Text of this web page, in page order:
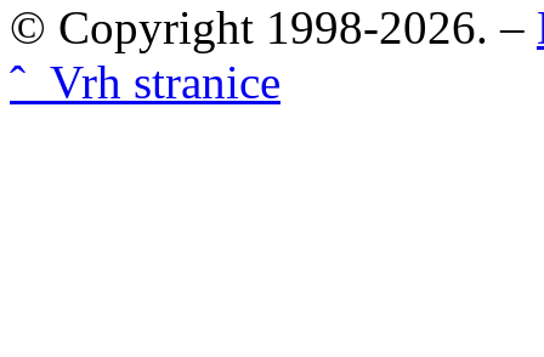
© Copyright 1998-2026. –
ˆ Vrh stranice